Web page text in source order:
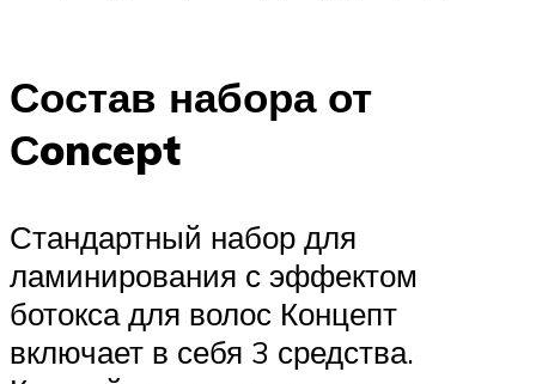
Состав набора от
Сoncept
Стандартный набор для
ламинирования с эффектом
ботокса для волос Концепт
включает в себя 3 средства.